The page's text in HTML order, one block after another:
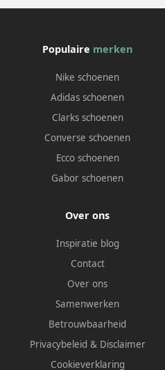
Populaire merken
Nike schoenen
Adidas schoenen
Clarks schoenen
Converse schoenen
Ecco schoenen
Gabor schoenen
Over ons
Inspiratie blog
Contact
Over ons
Samenwerken
Betrouwbaarheid
Privacybeleid & Disclaimer
Cookieverklaring